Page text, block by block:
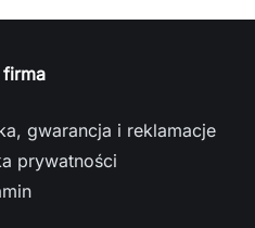
firma
gwarancja i reklamacje
prywatności